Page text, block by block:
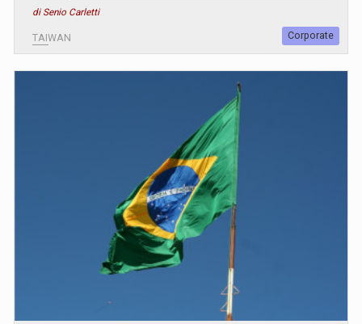
di Senio Carletti
TAIWAN Corporate